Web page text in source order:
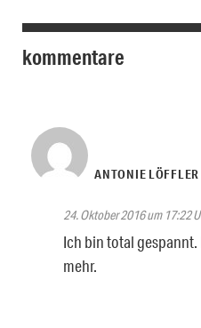
kommentare
ANTONIE LÖFFLER
24. Oktober 2016 um 17:22
Ich bin total gespannt.
mehr.